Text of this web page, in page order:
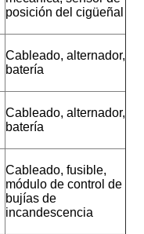
posición del cigüeñal
Cableado, alternador,
batería
Cableado, alternador,
batería
Cableado, fusible,
módulo de control de
bujías de
incandescencia